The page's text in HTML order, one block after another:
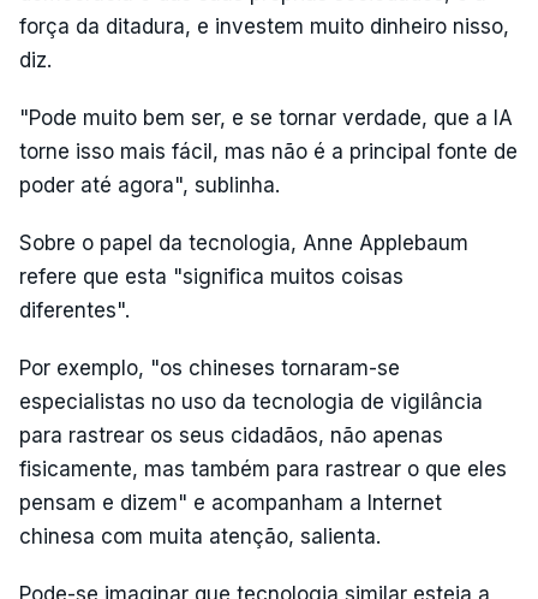
força da ditadura, e investem muito dinheiro nisso,
diz.
"Pode muito bem ser, e se tornar verdade, que a IA
torne isso mais fácil, mas não é a principal fonte de
poder até agora", sublinha.
Sobre o papel da tecnologia, Anne Applebaum
refere que esta "significa muitos coisas
diferentes".
Por exemplo, "os chineses tornaram-se
especialistas no uso da tecnologia de vigilância
para rastrear os seus cidadãos, não apenas
fisicamente, mas também para rastrear o que eles
pensam e dizem" e acompanham a Internet
chinesa com muita atenção, salienta.
Pode-se imaginar que tecnologia similar esteja a